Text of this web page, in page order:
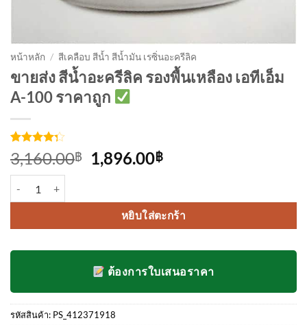
หน้าหลัก / สีเคลือบ สีน้ำ สีน้ำมัน เรซิ่นอะครีลิค
ขายส่ง สีน้ำอะครีลิค รองพื้นเหลือง เอทีเอ็ม
A-100 ราคาถูก
ให้
คะแนน
4.25จาก
5 คะแนน
เต็มบน
4
ของ
3,160.00฿
Original
price
3,160.00฿.
1,896.00฿Current
1,896.00฿.
หยิบใส่ตะกร้า
ต้องการใบเสนอราคา
รหัสสินค้า: PS_412371918